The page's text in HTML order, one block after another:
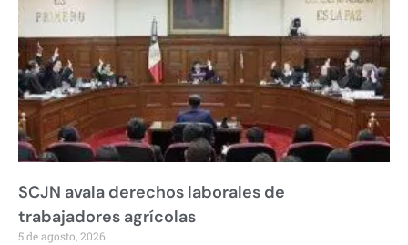
SCJN avala derechos laborales de
trabajadores agrícolas
5 de agosto, 2026